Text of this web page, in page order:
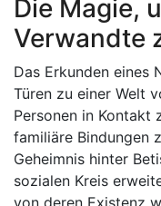
Die Magie,
Verwandte
Das Erkunden eines
Türen zu einer Welt
Personen in Kontakt
familiäre Bindungen
Geheimnis hinter
sozialen Kreis
von deren Existenz